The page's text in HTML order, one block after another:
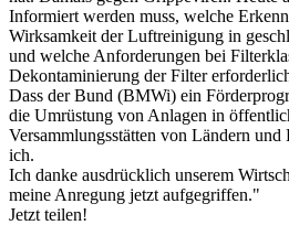
Informiert werden muss, welche
Wirksamkeit der Luftreinigung in
und welche Anforderungen bei
Dekontaminierung der Filter
Dass der Bund (BMWi) ein
die Umrüstung von Anlagen in
Versammlungsstätten von Ländern
ich.
Ich danke ausdrücklich unserem
meine Anregung jetzt aufgegriffen."
Jetzt teilen!